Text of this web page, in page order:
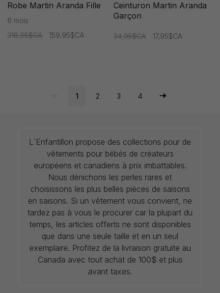
Robe Martin Aranda Fille
6 mois
318,95$CA
159,95$CA
Ceinturon Martin Aranda
Garçon
34,95$CA 17,95$CA
1 2 3 4
L`Enfantillon propose des collections pour de
vêtements pour bébés de créateurs
européens et canadiens à prix imbattables.
Nous dénichons les perles rares et
choisissons les plus belles pièces de saisons
en saisons. Si un vêtement vous convient, ne
tardez pas à vous le procurer car la plupart du
temps, les articles offerts ne sont disponibles
que dans une seule taille et en un seul
exemplaire. Profitez de la livraison gratuite au
Canada avec tout achat de 100$ et plus
avant taxes.